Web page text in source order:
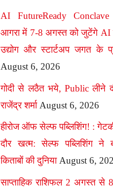
AI FutureReady
आगरा में 7-8 अगस्त को जुटेंगे AI
उद्योग और स्टार्टअप जगत के
August 6, 2026
गोदी से लठैत भये, Public लीने
राजेंद्र शर्मा August 6, 2026
हीरोज ऑफ सेल्फ पब्लिशिंग! :
दौर खत्म: सेल्फ पब्लिशिंग ने
किताबों की दुनिया August 6,
साप्ताहिक राशिफल 2 अगस्त से